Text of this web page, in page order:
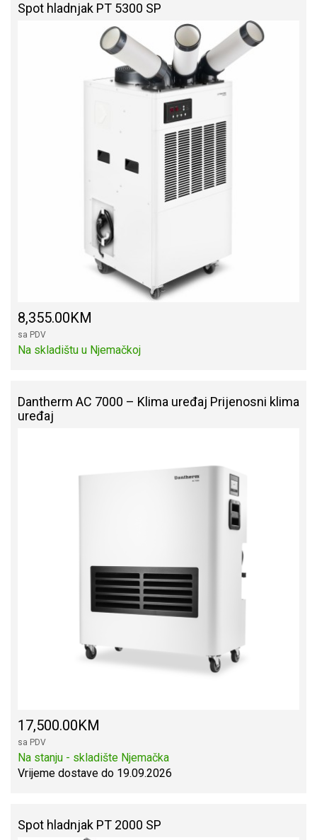
Spot hladnjak PT 5300 SP
8,355.00KM
sa PDV
Na skladištu u Njemačkoj
Dantherm AC 7000 – Klima uređaj Prijenosni klima
uređaj
17,500.00KM
sa PDV
Na stanju - skladište Njemačka
Vrijeme dostave do 19.09.2026
Spot hladnjak PT 2000 SP